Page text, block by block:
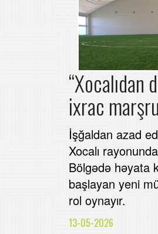
“Xocalıdan
ixrac
İşğaldan azad
Xocalı
Bölgədə həyata
başlayan yeni
rol oynayır.
13-05-2026